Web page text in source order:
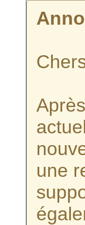
une